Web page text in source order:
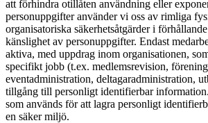
att förhindra otillåten användning eller
personuppgifter använder vi oss av rimliga
organisatoriska säkerhetsåtgärder i
känslighet av personuppgifter. Endast
aktiva, med uppdrag inom organisationen,
specifikt jobb (t.ex. medlemsrevision,
eventadministration, deltagaradministration,
tillgång till personligt identifierbar
som används för att lagra personligt
en säker miljö.